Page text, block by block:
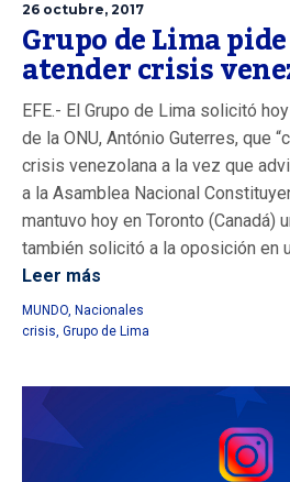
26 octubre, 2017
Grupo de Lima
atender crisis
EFE.- El Grupo de Lima solicitó
de la ONU, António Guterres, que
crisis venezolana a la vez que
a la Asamblea Nacional
mantuvo hoy en Toronto (Canadá)
también solicitó a la oposición en
Leer más
MUNDO, Nacionales
crisis, Grupo de Lima